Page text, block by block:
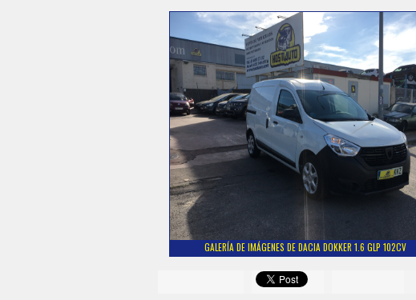
GALERÍA DE IMÁGENES DE DACIA DOKKER 1.6 GLP 102CV